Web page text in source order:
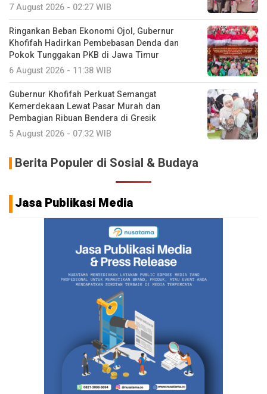
7 August 2026 - 02:27 WIB
Ringankan Beban Ekonomi Ojol, Gubernur
Khofifah Hadirkan Pembebasan Denda dan
Pokok Tunggakan PKB di Jawa Timur
6 August 2026 - 11:38 WIB
Gubernur Khofifah Perkuat Semangat
Kemerdekaan Lewat Pasar Murah dan
Pembagian Ribuan Bendera di Gresik
5 August 2026 - 07:32 WIB
Berita Populer di Sosial & Budaya
Jasa Publikasi Media